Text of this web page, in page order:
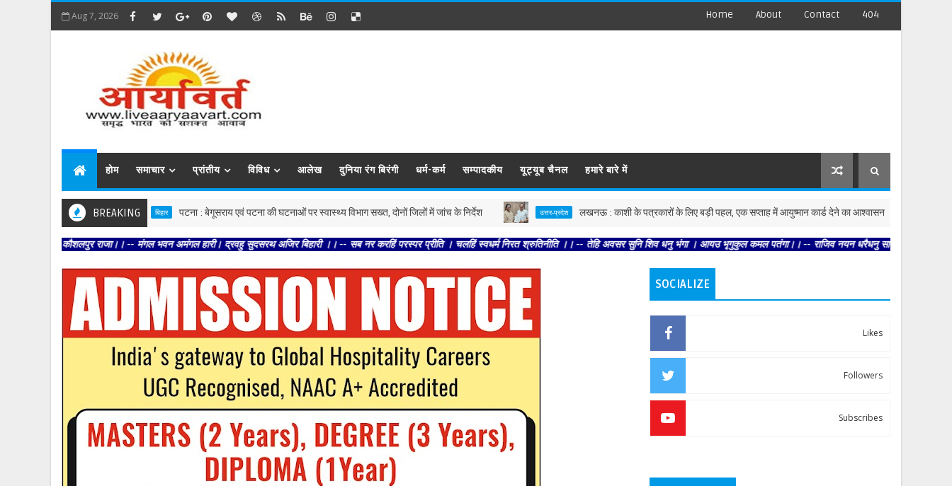
Aug 7, 2026 Home About Contact 404
होम समाचार प्रांतीय विविध आलेख दुनिया रंग बिरंगी धर्म-कर्म सम्पादकीय यूट्यूब चैनल हमारे बारे में
BREAKING
बिहार पटना : बेगूसराय एवं पटना की घटनाओं पर स्वास्थ्य विभाग सख्त, दोनों जिलों में जांच के निर्देश उत्तर-प्रदेश लखनऊ : काशी के पत्रकारों के लिए बड़ी पहल, एक सप्ताह में आयुष्मान कार्ड देने का आश्वासन
कौशलपुर राजा।। -- मंगल भवन अमंगल हारी। द्रवहु सुदसरथ अजिर बिहारी ।। -- सब नर करहिं परस्पर प्रीति । चलहिं स्वधर्म निरत श्रुतिनीति ।। -- तेहि अवसर सुनि शिव धनु भंगा । आयउ भृगुकुल कमल पतंगा।। -- राजिव नयन धरैधनु सायक । भगत विपत्ति भंजनु
SOCIALIZE
Likes
Followers
Subscribes